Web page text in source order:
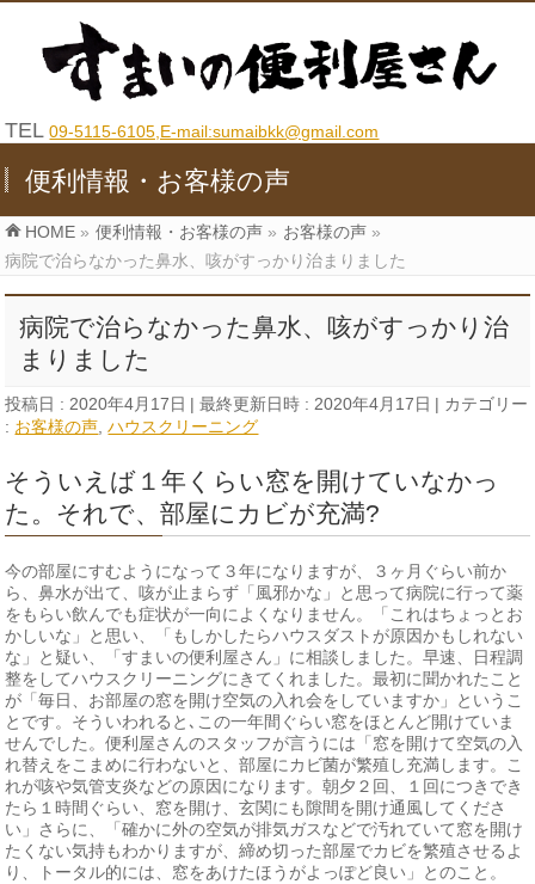
TEL09-5115-6105,E-mail:sumaibkk@gmail.com
便利情報・お客様の声
HOME » 便利情報・お客様の声 » お客様の声 »
病院で治らなかった鼻水、咳がすっかり治まりました
病院で治らなかった鼻水、咳がすっかり治
まりました
投稿日 : 2020年4月17日 最終更新日時 : 2020年4月17日
カテゴリー
: お客様の声,ハウスクリーニング
そういえば１年くらい窓を開けていなかっ
た。それで、部屋にカビが充満?
今の部屋にすむようになって３年になりますが、３ヶ月ぐらい前か
ら、鼻水が出て、咳が止まらず「風邪かな」と思って病院に行って薬
をもらい飲んでも症状が一向によくなりません。「これはちょっとお
かしいな」と思い、「もしかしたらハウスダストが原因かもしれない
な」と疑い、「すまいの便利屋さん」に相談しました。早速、日程調
整をしてハウスクリーニングにきてくれました。最初に聞かれたこと
が「毎日、お部屋の窓を開け空気の入れ会をしていますか」というこ
とです。そういわれると､この一年間ぐらい窓をほとんど開けていま
せんでした。便利屋さんのスタッフが言うには「窓を開けて空気の入
れ替えをこまめに行わないと、部屋にカビ菌が繁殖し充満します。こ
れが咳や気管支炎などの原因になります。朝夕２回、１回につきでき
たら１時間ぐらい、窓を開け、玄関にも隙間を開け通風してくださ
い」さらに、「確かに外の空気が排気ガスなどで汚れていて窓を開け
たくない気持もわかりますが、締め切った部屋でカビを繁殖させるよ
り、トータル的には、窓をあけたほうがよっぽど良い」とのこと。